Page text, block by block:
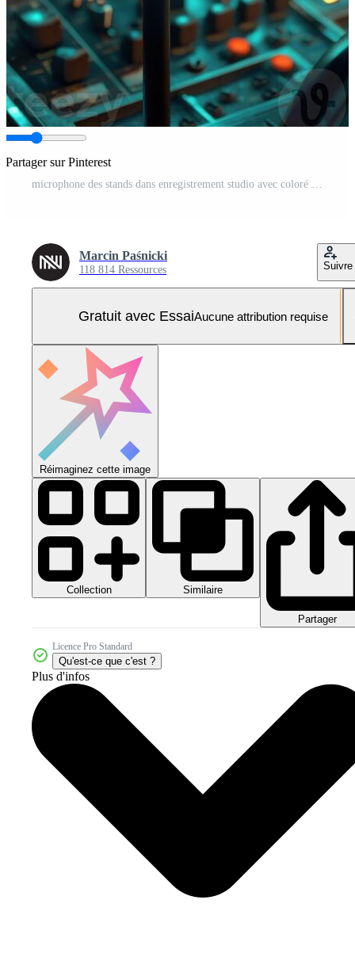
Partager sur Pinterest
microphone des stands dans enregistrement studio avec coloré lumières et équipement Photo Pro
Marcin Paśnicki
118 814 Ressources Suivre
Gratuit avec EssaiAucune attribution requise
Réimaginez cette image
Collection Similaire
Partager
Licence Pro Standard
Qu'est-ce que c'est ?
Plus d'infos